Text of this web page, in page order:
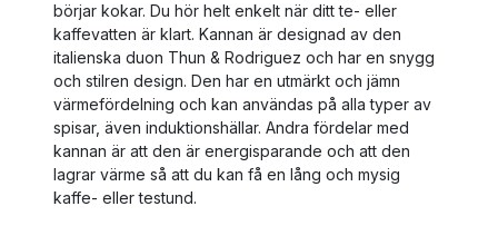
börjar kokar. Du hör helt enkelt när ditt te- eller
kaffevatten är klart. Kannan är designad av den
italienska duon Thun & Rodriguez och har en snygg
och stilren design. Den har en utmärkt och jämn
värmefördelning och kan användas på alla typer av
spisar, även induktionshällar. Andra fördelar med
kannan är att den är energisparande och att den
lagrar värme så att du kan få en lång och mysig
kaffe- eller testund.